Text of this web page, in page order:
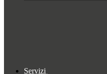
Servizi